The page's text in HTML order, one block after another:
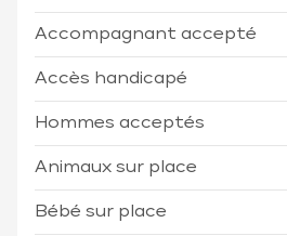
Accompagnant accepté
Accès handicapé
Hommes acceptés
Animaux sur place
Bébé sur place